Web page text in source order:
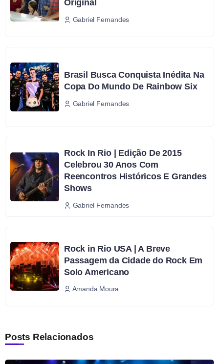
Original
Gabriel Fernandes
Brasil Busca Conquista Inédita Na
Copa Do Mundo De Rainbow Six
Gabriel Fernandes
Rock In Rio | Edição De 2015
Celebrou 30 Anos Com
Reencontros Históricos E Grandes
Shows
Gabriel Fernandes
Rock in Rio USA | A Breve
Passagem da Cidade do Rock Em
Solo Americano
Amanda Moura
Posts Relacionados